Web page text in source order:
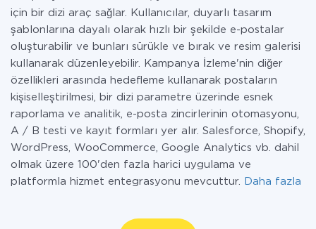
için bir dizi araç sağlar. Kullanıcılar, duyarlı tasarım
şablonlarına dayalı olarak hızlı bir şekilde e-postalar
oluşturabilir ve bunları sürükle ve bırak ve resim galerisi
kullanarak düzenleyebilir. Kampanya İzleme'nin diğer
özellikleri arasında hedefleme kullanarak postaların
kişiselleştirilmesi, bir dizi parametre üzerinde esnek
raporlama ve analitik, e-posta zincirlerinin otomasyonu,
A / B testi ve kayıt formları yer alır. Salesforce, Shopify,
WordPress, WooCommerce, Google Analytics vb. dahil
olmak üzere 100'den fazla harici uygulama ve
platformla hizmet entegrasyonu mevcuttur.
Daha fazla